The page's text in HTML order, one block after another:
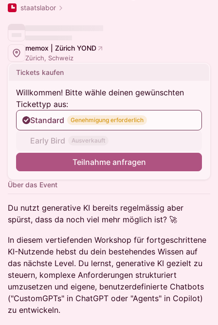
staatslabor
memox | Zürich YOND
Zürich, Schweiz
Tickets kaufen
Willkommen! Bitte wähle deinen gewünschten
Tickettyp aus:
Standard
Genehmigung erforderlich
Early Bird Ausverkauft
Teilnahme anfragen
Über das Event
Du nutzt generative KI bereits regelmässig aber
spürst, dass da noch viel mehr möglich ist? 🚀
In diesem vertiefenden Workshop für fortgeschrittene
KI-Nutzende hebst du dein bestehendes Wissen auf
das nächste Level. Du lernst, generative KI gezielt zu
steuern, komplexe Anforderungen strukturiert
umzusetzen und eigene, benutzerdefinierte Chatbots
("CustomGPTs" in ChatGPT oder "Agents" in Copilot)
zu entwickeln.